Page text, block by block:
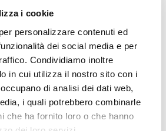
i cookie
personalizzare contenuti ed
dei social media e per
Condividiamo inoltre
in cui utilizza il nostro sito con i
di analisi dei dati web,
i quali potrebbero combinarle
che ha fornito loro o che hanno
DI FONDO POMPA
GRADO
invitati:
del Regolamento Generale
Servizi e Forniture (art.238,
2006)